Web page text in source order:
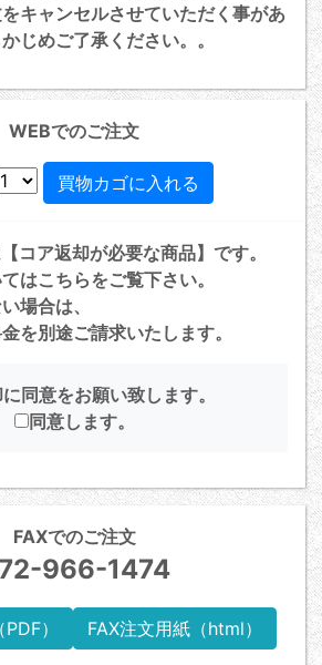
キャンセルさせていただく事があ
じめご了承ください。。
WEBでのご注文
コア返却が必要な商品】です。
はこちらをご覧下さい。
場合は、
を別途ご請求いたします。
同意をお願い致します。
同意します。
FAXでのご注文
966-1474
） FAX注文用紙（html）